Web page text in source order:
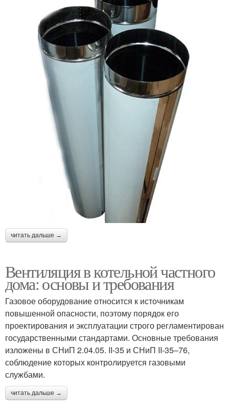
читать дальше →
Вентиляция в котельной частного
дома: основы и требования
Газовое оборудование относится к источникам
повышенной опасности, поэтому порядок его
проектирования и эксплуатации строго регламентирован
государственными стандартами. Основные требования
изложены в СНиП 2.04.05. II-35 и СНиП II-35–76,
соблюдение которых контролируется газовыми
службами.
читать дальше →